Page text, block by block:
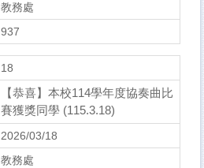
教務處
937
18
【恭喜】本校114學年度協奏曲比
賽獲獎同學 (115.3.18)
2026/03/18
教務處